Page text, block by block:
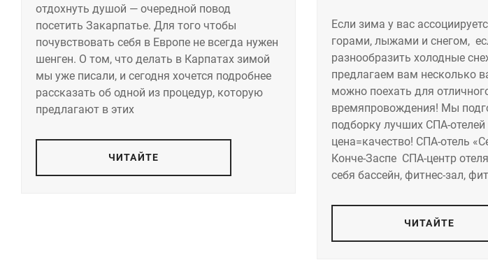
отдохнуть душой — очередной повод
посетить Закарпатье. Для того чтобы
почувствовать себя в Европе не всегда нужен
шенген. О том, что делать в Карпатах зимой
мы уже писали, и сегодня хочется подробнее
рассказать об одной из процедур, которую
предлагают в этих
ЧИТАЙТЕ
Если зима у вас
горами, лыжами и снегом,
разнообразить холодные
предлагаем вам несколько
можно поехать для
времяпровождения! Мы
подборку лучших СПА-
цена=качество! СПА-отель
Конче-Заспе СПА-центр
себя бассейн, фитнес-зал,
ЧИТАЙТЕ